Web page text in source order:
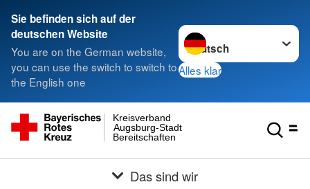
Sie befinden sich auf der
deutschen Website
You are on the German website,
you can use the switch to switch to
the English one
Sprache wechseln zu
Alles klar
Bereitschaften
Augsburg-Stadt
Kreisverband
Das sind wir